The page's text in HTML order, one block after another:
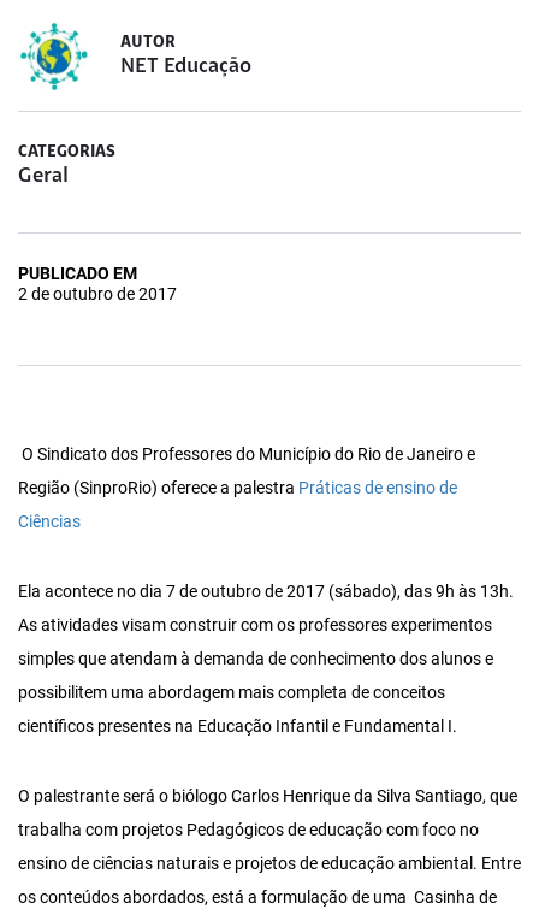
AUTOR
NET Educação
CATEGORIAS
Geral
PUBLICADO EM
2 de outubro de 2017
O Sindicato dos Professores do Município do Rio de Janeiro e
Região (SinproRio) oferece a palestra Práticas de ensino de
Ciências
Ela acontece no dia 7 de outubro de 2017 (sábado), das 9h às 13h.
As atividades visam construir com os professores experimentos
simples que atendam à demanda de conhecimento dos alunos e
possibilitem uma abordagem mais completa de conceitos
científicos presentes na Educação Infantil e Fundamental I.
O palestrante será o biólogo Carlos Henrique da Silva Santiago, que
trabalha com projetos Pedagógicos de educação com foco no
ensino de ciências naturais e projetos de educação ambiental. Entre
os conteúdos abordados, está a formulação de uma Casinha de